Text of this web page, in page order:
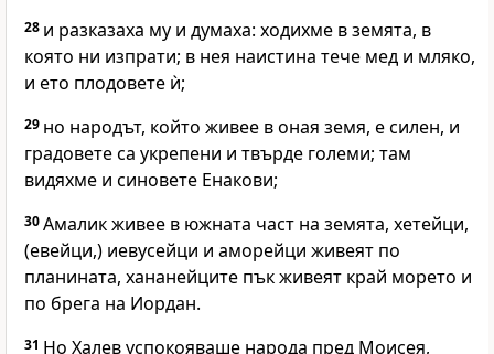
28 и разказаха му и думаха: ходихме в земята, в
която ни изпрати; в нея наистина тече мед и мляко,
и ето плодовете ѝ;
29 но народът, който живее в оная земя, е силен, и
градовете са укрепени и твърде големи; там
видяхме и синовете Енакови;
30Амалик живее в южната част на земята, хетейци,
(евейци,) иевусейци и аморейци живеят по
планината, хананейците пък живеят край морето и
по брега на Иордан.
31 Но Халев успокояваше народа пред Моисея,